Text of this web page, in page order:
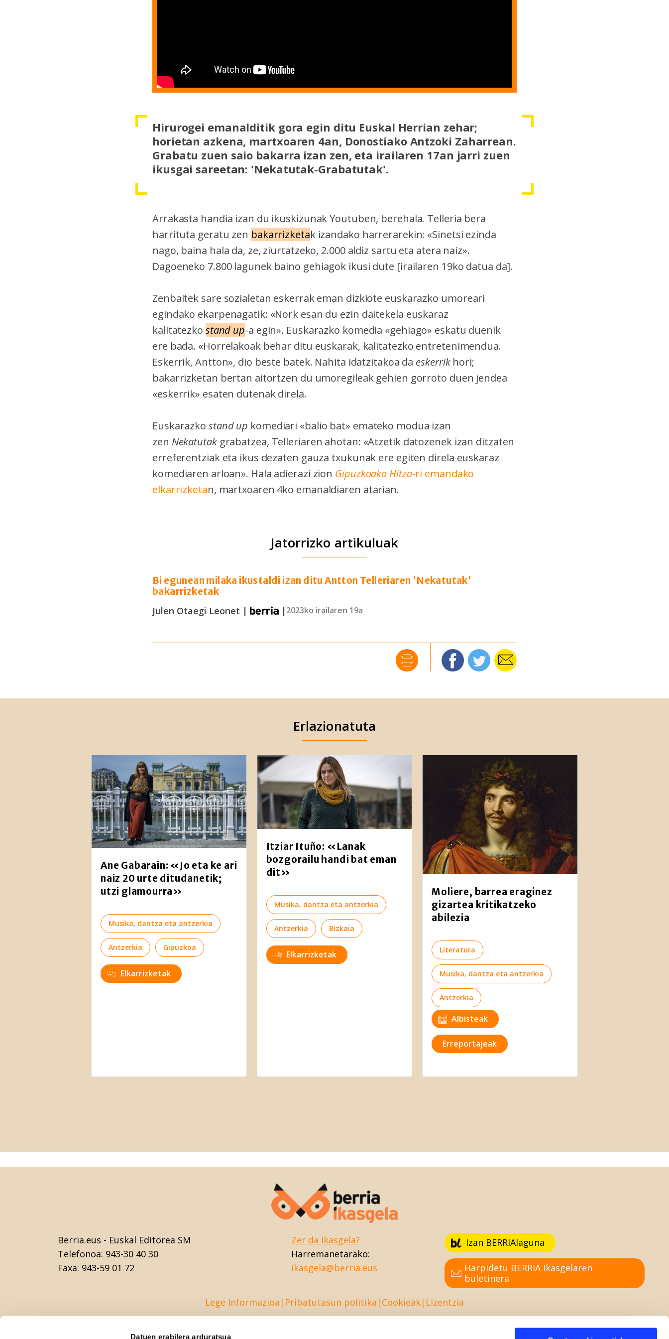
Datuen erabilera arduratsua
Hirurogei emanalditik gora egin ditu Euskal Herrian zehar;
horietan azkena, martxoaren 4an, Donostiako Antzoki Zaharrean.
Grabatu zuen saio bakarra izan zen, eta irailaren 17an jarri zuen
ikusgai sareetan: 'Nekatutak-Grabatutak'.
Arrakasta handia izan du ikuskizunak Youtuben, berehala. Telleria bera
harrituta geratu zen bakarrizketak izandako harrerarekin: «Sinetsi ezinda
nago, baina hala da, ze, ziurtatzeko, 2.000 aldiz sartu eta atera naiz».
Dagoeneko 7.800 lagunek baino gehiagok ikusi dute [irailaren 19ko datua da].
Zenbaitek sare sozialetan eskerrak eman dizkiote euskarazko umoreari
egindako ekarpenagatik: «Nork esan du ezin daitekela euskaraz
kalitatezko stand up-a egin». Euskarazko komedia «gehiago» eskatu duenik
ere bada. «Horrelakoak behar ditu euskarak, kalitatezko entretenimendua.
Eskerrik, Antton», dio beste batek. Nahita idatzitakoa da eskerrikhori;
bakarrizketan bertan aitortzen du umoregileak gehien gorroto duen jendea
«eskerrik» esaten dutenak direla.
Euskarazko stand up komediari «balio bat» emateko modua izan
zen Nekatutakgrabatzea, Telleriaren ahotan: «Atzetik datozenek izan ditzaten
erreferentziak eta ikus dezaten gauza txukunak ere egiten direla euskaraz
komediaren arloan». Hala adierazi zion Gipuzkoako Hitza-ri emandako
elkarrizketan, martxoaren 4ko emanaldiaren atarian.
Jatorrizko artikuluak
Bi egunean milaka ikustaldi izan ditu Antton Telleriaren 'Nekatutak'
bakarrizketak
Julen Otaegi Leonet |
|2023ko irailaren 19a
Erlazionatuta
Ane Gabarain: «Jo eta ke ari
naiz 20 urte ditudanetik;
utzi glamourra»
Musika, dantza eta antzerkia
Antzerkia Gipuzkoa
Elkarrizketak
Itziar Ituño: «Lanak
bozgorailu handi bat eman
dit»
Musika, dantza eta antzerkia
Antzerkia Bizkaia
Elkarrizketak
Moliere, barrea eraginez
gizartea kritikatzeko
abilezia
Literatura
Musika, dantza eta antzerkia
Antzerkia
Albisteak
Erreportajeak
Berria.eus - Euskal Editorea SM
Telefonoa: 943-30 40 30
Faxa: 943-59 01 72
Zer da Ikasgela?
Harremanetarako:
ikasgela@berria.eus
Izan BERRIAlaguna
Harpidetu BERRIA Ikasgelaren
buletinera
Lege Informazioa Pribatutasun politika Cookieak Lizentzia